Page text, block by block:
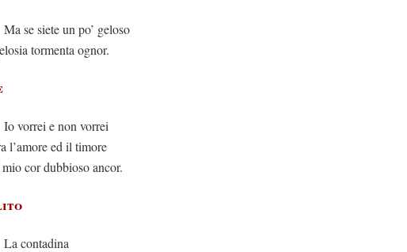
Ma se siete un po’ geloso
tormenta ognor.
Io vorrei e non vorrei
l’amore ed il timore
cor dubbioso ancor.
La contadina